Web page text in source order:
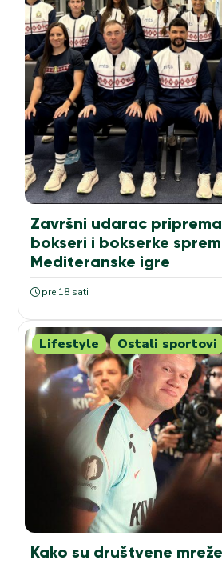
Završni udarac
bokseri i bokserke
Mediteranske igre
pre 18 sati
Lifestyle Ostali sportovi
Kako su društvene